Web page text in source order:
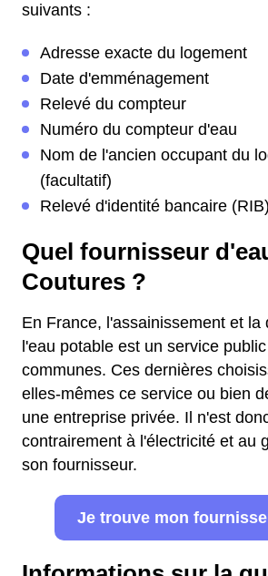
suivants :
Adresse exacte du logement
Date d'emménagement
Relevé du compteur
Numéro du compteur d'eau
Nom de l'ancien occupant du
(facultatif)
Relevé d'identité bancaire (RIB)
Quel fournisseur
Coutures ?
En France, l'assainissement et la
l'eau potable est un service
communes. Ces dernières
elles-mêmes ce service ou bien
une entreprise privée. Il n'est
contrairement à l'électricité et au
son fournisseur.
Je trouve mon